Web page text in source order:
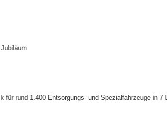
rund 1.400 Entsorgungs- und Spezialfahrzeuge in 7